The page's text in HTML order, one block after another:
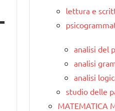
lettura e
analisi del
analisi
analisi
studio delle
MATEMATICA